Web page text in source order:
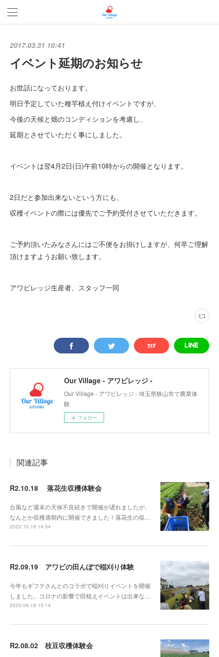
2017.03.31 10:41
イベント延期のお知らせ
お世話になっております。
明日予定していた種芋植え付けイベントですが、
今後の天候と畑のコンディションを考慮し、
延期とさせていただく事にしました。
イベントは翌4月2日(日)午前10時からの開催となります。
2日だと参加出来ないという方にも、
収穫イベントの際には優先でご予約受付させていただきます。
ご予約頂いたみなさんにはご不便をお掛けしますが、何卒ご理解
頂けますようお願い致します。
アワビレッジ生産者、スタッフ一同
Our Village - アワビレッジ -
Our Village - アワビレッジ - 埼玉県狭山市で農業体
験
フォロー
関連記事
R2.10.18 落花生収穫体験会
台風など週末の天候不良続きで開催が遅れましたが、
なんとか収穫適期内に開催できました！落花生の収…
2020.10.18 14:04
R2.09.19 アワビの田んぼで稲刈り体験
今年もギフテさんとのコラボで稲刈りイベントを開催
しました。コロナの影響で田植えイベントは出来な…
2020.09.18 15:14
R2.08.02 枝豆収穫体験会